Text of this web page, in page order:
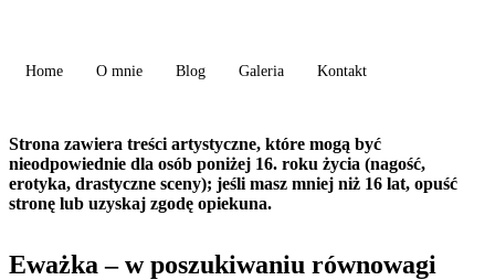
Home O mnie Blog Galeria Kontakt
Strona zawiera treści artystyczne, które mogą być
nieodpowiednie dla osób poniżej 16. roku życia (nagość,
erotyka, drastyczne sceny); jeśli masz mniej niż 16 lat, opuść
stronę lub uzyskaj zgodę opiekuna.
Eważka – w poszukiwaniu równowagi